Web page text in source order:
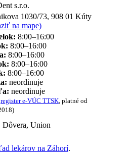
s.r.o.
1030/73, 908 01 Kúty
na mape)
8:00–16:00
8:00–16:00
8:00–16:00
8:00–16:00
8:00–16:00
neordinuje
neordinuje
register e-VÚC TTSK , platné od
Dôvera, Union
lekárov na Záhorí.